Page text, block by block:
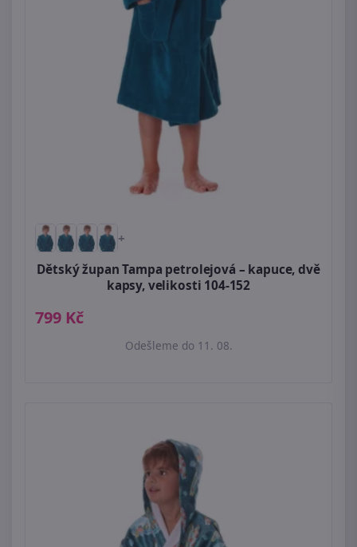
+
Dětský župan Tampa petrolejová – kapuce, dvě
kapsy, velikosti 104-152
799 Kč
Odešleme do 11. 08.